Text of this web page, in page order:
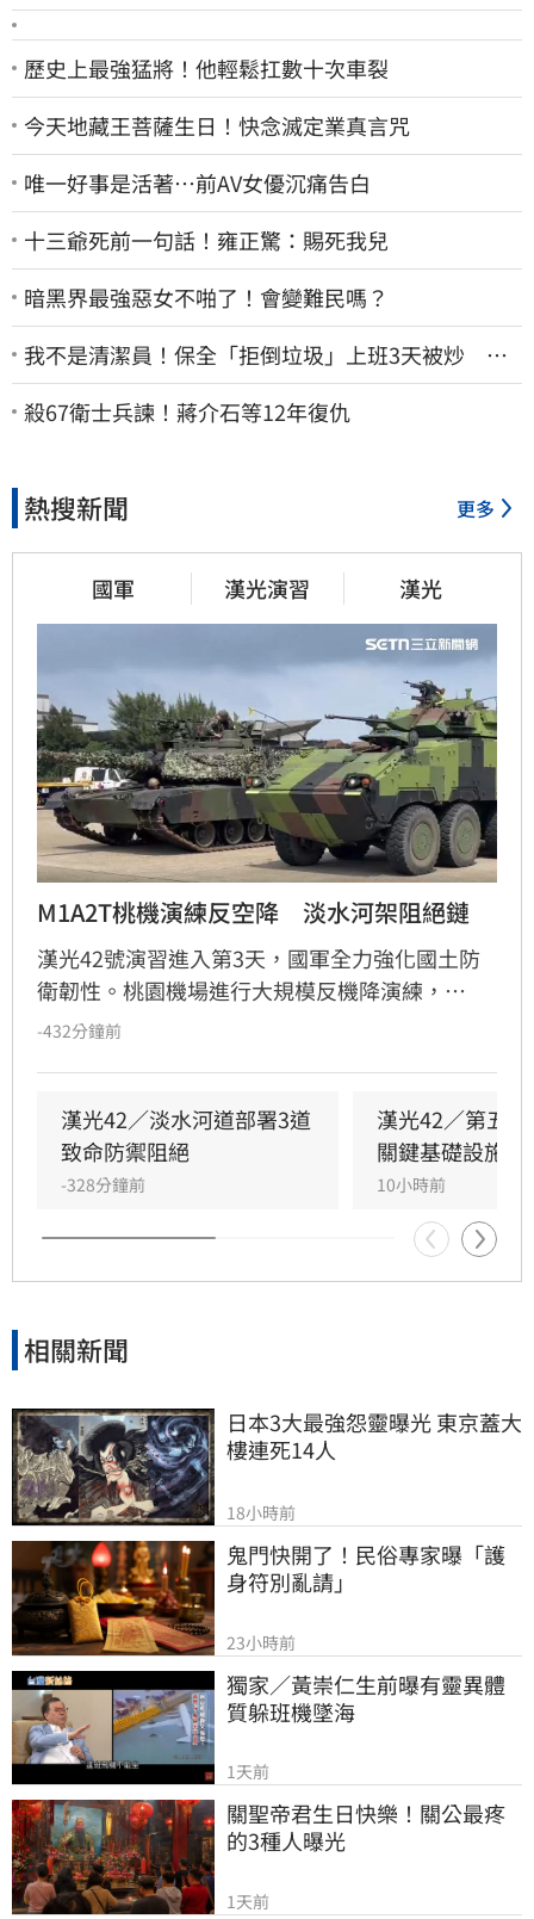
歷史上最強猛將！他輕鬆扛數十次車裂
今天地藏王菩薩生日！快念滅定業真言咒
唯一好事是活著…前AV女優沉痛告白
十三爺死前一句話！雍正驚：賜死我兒
暗黑界最強惡女不啪了！會變難民嗎？
我不是清潔員！保全「拒倒垃圾」上班3天被炒 找
法院討公道結果出爐
殺67衛士兵諫！蔣介石等12年復仇
熱搜新聞 更多
國軍 漢光演習 漢光
M1A2T桃機演練反空降　淡水河架阻絕鏈
漢光42號演習進入第3天，國軍全力強化國土防
衛韌性。桃園機場進行大規模反機降演練，
M1A2T戰車與八輪甲車進駐守護國門。同時，陸
中樞。
-432分鐘前
漢光42／淡水河道部署3道
致命防禦阻絕
-328分鐘前
漢光42／第五
關鍵基礎設施防
10小時前
相關新聞
日本3大最強怨靈曝光 東京蓋大
樓連死14人
18小時前
鬼門快開了！民俗專家曝「護
身符別亂請」
23小時前
獨家／黃崇仁生前曝有靈異體
質躲班機墜海
1天前
關聖帝君生日快樂！關公最疼
的3種人曝光
1天前